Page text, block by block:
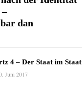
dan
4 – Der Staat im Staat
Juni 2017